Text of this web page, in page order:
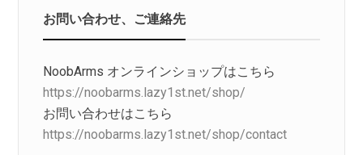
お問い合わせ、ご連絡先
NoobArms オンラインショップはこちら
https://noobarms.lazy1st.net/shop/
お問い合わせはこちら
https://noobarms.lazy1st.net/shop/contact